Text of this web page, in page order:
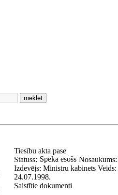
meklēt
Tiesību akta pase
Nosaukums:
Statuss: Spēkā esošs
Izdevējs: Ministru kabinets Veids:
24.07.1998.
Saistītie dokumenti